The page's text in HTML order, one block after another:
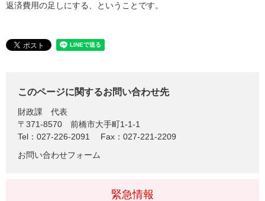
返済費用の足しにする、ということです。
このページに関するお問い合わせ先
財政課
代表
〒371-8570
前橋市大手町1-1-1
Tel：027-226-2091
Fax：027-221-2209
お問い合わせフォーム
緊急情報